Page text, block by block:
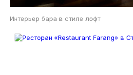
Интерьер бара в стиле лофт